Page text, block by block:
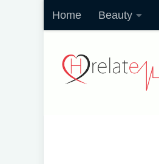
Home Beauty